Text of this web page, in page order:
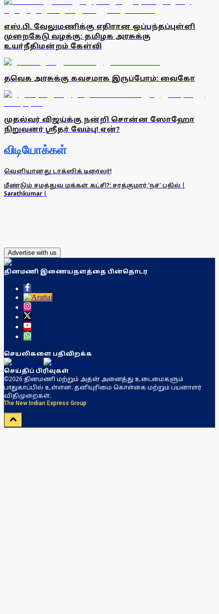
எஸ்.பி. வேலுமணிக்கு எதிரான ஒப்பந்தப்புள்ளி
முறைகேடு வழக்கு: தமிழக அரசுக்கு
உயா்நீதிமன்றம் கேள்வி
தவெக அரசுக்கு கவசமாக இருப்போம்: வைகோ
முதல்வர் விஜய்க்கு நன்றி சொன்ன ஸோஹோ
நிறுவனர் ஸ்ரீதர் வேம்பு! ஏன்?
விடியோக்கள்
வெளியானது டாக்ஸிக் டிரைலர்!
மீண்டும் சமத்துவ மக்கள் கட்சி?: சரத்குமார் 'நச்' பதில் |
Sarathkumar |
Advertise with us
தினமணி இணையதளத்தை பின்தொடர
செயலிகளை பதிவிறக்க
செய்திப் பிரிவுகள்
©2026 தினமணி மற்றும் அதன் அனைத்து உடைமைகளும்
பாதுகாப்பில் உள்ளன. தனியுரிமை கொள்கை மற்றும் பயனாளர்
விதிமுறைகள்.
The New Indian Express Group